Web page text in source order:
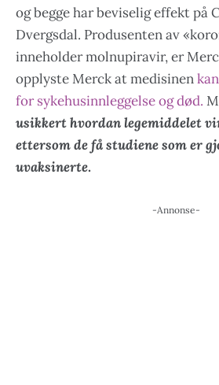
og begge har beviselig effekt på
Dvergsdal. Produsenten av
inneholder molnupiravir, er
opplyste Merck at medisinen
for sykehusinnleggelse og død.
usikkert hvordan legemiddelet
ettersom de få studiene som er
uvaksinerte.
-Annonse-